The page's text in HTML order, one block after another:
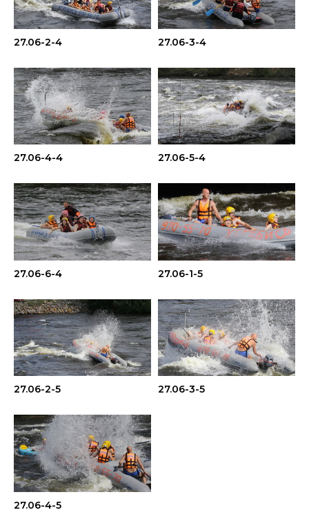
27.06-2-4 27.06-3-4
27.06-4-4 27.06-5-4
27.06-6-4 27.06-1-5
27.06-2-5 27.06-3-5
27.06-4-5